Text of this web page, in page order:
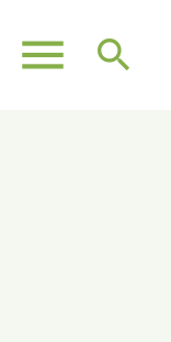
menu search